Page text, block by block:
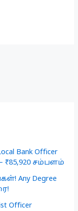
Bank Officer
₹85,920 சம்பளம்
Any Degree
Officer